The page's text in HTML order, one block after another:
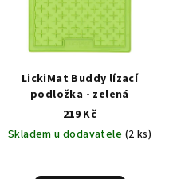
LickiMat Buddy lízací
podložka - zelená
219 Kč
Skladem u dodavatele (2 ks)